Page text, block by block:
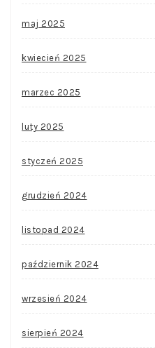
maj 2025
kwiecień 2025
marzec 2025
luty 2025
styczeń 2025
grudzień 2024
listopad 2024
październik 2024
wrzesień 2024
sierpień 2024